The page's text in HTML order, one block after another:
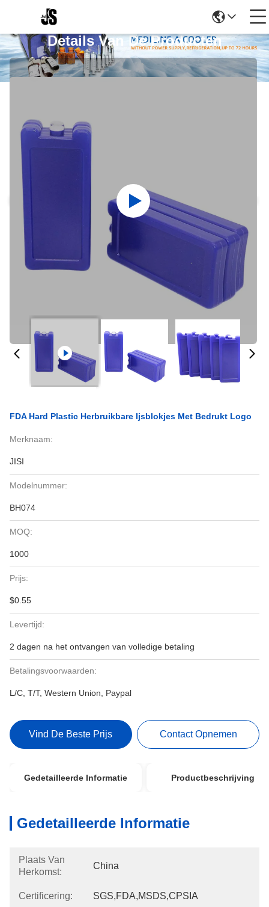
Details Van De Producten
FDA Hard Plastic Herbruikbare Ijsblokjes Met Bedrukt Logo
Merknaam:
JISI
Modelnummer:
BH074
MOQ:
1000
Prijs:
$0.55
Levertijd:
2 dagen na het ontvangen van volledige betaling
Betalingsvoorwaarden:
L/C, T/T, Western Union, Paypal
Vind De Beste Prijs Contact Opnemen
Gedetailleerde Informatie Productbeschrijving
Gedetailleerde Informatie
Plaats Van
Herkomst:
China
Certificering: SGS,FDA,MSDS,CPSIA